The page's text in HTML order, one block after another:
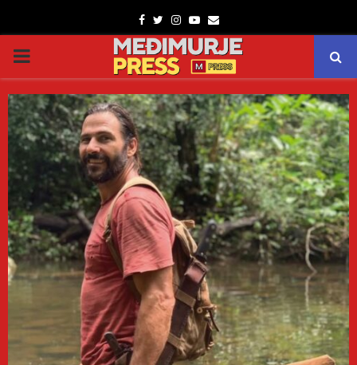
Facebook
TwitterInstagram
Youtube
Email
PRIMARY
MENU